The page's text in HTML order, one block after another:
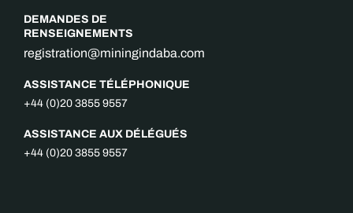
DEMANDES DE
RENSEIGNEMENTS
registration@miningindaba.com
ASSISTANCE TÉLÉPHONIQUE
+44 (0)20 3855 9557
ASSISTANCE AUX DÉLÉGUÉS
+44 (0)20 3855 9557